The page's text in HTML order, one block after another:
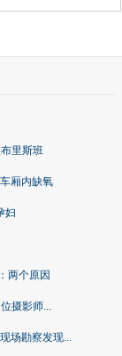
里斯班
厢内缺氧
妇
两个原因
摄影师...
场勘察发现...